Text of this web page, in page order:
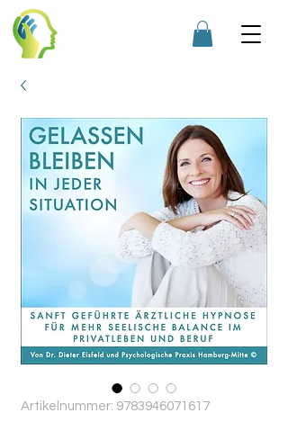
Artikelnummer: 9783946071617